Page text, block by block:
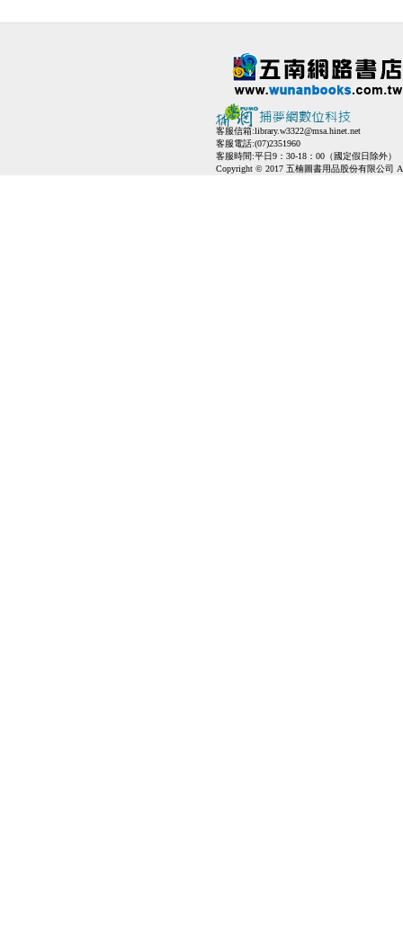
客服信箱:library.w3322@msa.hinet.net
客服電話:(07)2351960
客服時間:平日9：30-18：00（國定假日除外）
Copyright © 2017 五楠圖書用品股份有限公司